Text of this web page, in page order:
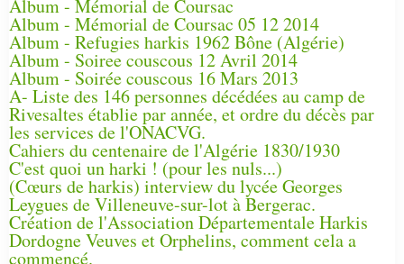
Album - Mémorial de Coursac
Album - Mémorial de Coursac 05 12 2014
Album - Refugies harkis 1962 Bône (Algérie)
Album - Soiree couscous 12 Avril 2014
Album - Soirée couscous 16 Mars 2013
A- Liste des 146 personnes décédées au camp de
Rivesaltes établie par année, et ordre du décès par
les services de l'ONACVG.
Cahiers du centenaire de l'Algérie 1830/1930
C'est quoi un harki ! (pour les nuls...)
(Cœurs de harkis) interview du lycée Georges
Leygues de Villeneuve-sur-lot à Bergerac.
Création de l'Association Départementale Harkis
Dordogne Veuves et Orphelins, comment cela a
commencé.